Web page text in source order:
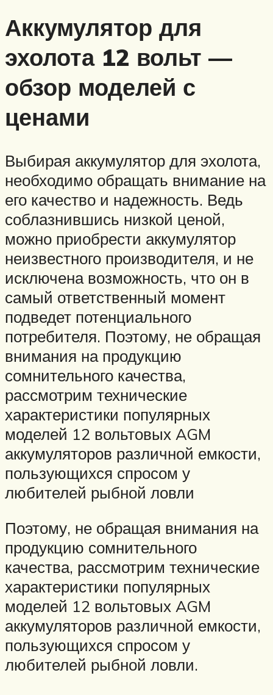
Аккумулятор для
эхолота 12 вольт —
обзор моделей с
ценами
Выбирая аккумулятор для эхолота,
необходимо обращать внимание на
его качество и надежность. Ведь
соблазнившись низкой ценой,
можно приобрести аккумулятор
неизвестного производителя, и не
исключена возможность, что он в
самый ответственный момент
подведет потенциального
потребителя. Поэтому, не обращая
внимания на продукцию
сомнительного качества,
рассмотрим технические
характеристики популярных
моделей 12 вольтовых AGM
аккумуляторов различной емкости,
пользующихся спросом у
любителей рыбной ловли
Поэтому, не обращая внимания на
продукцию сомнительного
качества, рассмотрим технические
характеристики популярных
моделей 12 вольтовых AGM
аккумуляторов различной емкости,
пользующихся спросом у
любителей рыбной ловли.